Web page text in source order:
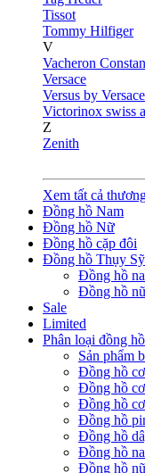
Tissot
Tommy Hilfiger
V
Vacheron
Versace
Versus by Versace
Victorinox swiss
Z
Zenith
Xem tất cả
Đồng hồ Nam
Đồng hồ Nữ
Đồng hồ cặp đôi
Đồng hồ Thụy Sỹ
Đồng hồ
Đồng hồ
Sale
Limited
Phân loại đồng hồ
Sản phẩm
Đồng hồ cơ
Đồng hồ
Đồng hồ
Đồng hồ
Đồng hồ
Đồng hồ
Đồng hồ